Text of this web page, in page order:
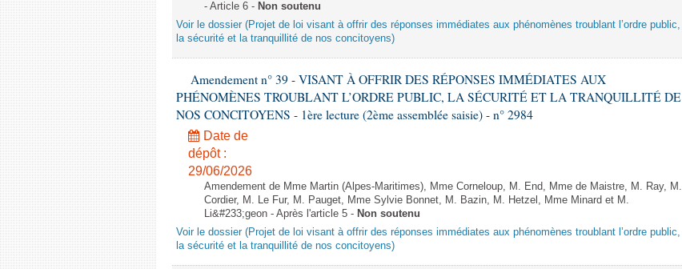
- Article 6 - Non soutenu
Voir le dossier (Projet de loi visant à offrir des réponses immédiates aux phénomènes troublant l’ordre public,
la sécurité et la tranquillité de nos concitoyens)
Amendement n° 39 - VISANT À OFFRIR DES RÉPONSES IMMÉDIATES AUX
PHÉNOMÈNES TROUBLANT L’ORDRE PUBLIC, LA SÉCURITÉ ET LA TRANQUILLITÉ DE
NOS CONCITOYENS - 1ère lecture (2ème assemblée saisie) - n° 2984
Date de
dépôt :
29/06/2026
Amendement de Mme Martin (Alpes-Maritimes), Mme Corneloup, M. End, Mme de Maistre, M. Ray, M.
Cordier, M. Le Fur, M. Pauget, Mme Sylvie Bonnet, M. Bazin, M. Hetzel, Mme Minard et M.
Li&#233;geon - Après l'article 5 - Non soutenu
Voir le dossier (Projet de loi visant à offrir des réponses immédiates aux phénomènes troublant l’ordre public,
la sécurité et la tranquillité de nos concitoyens)